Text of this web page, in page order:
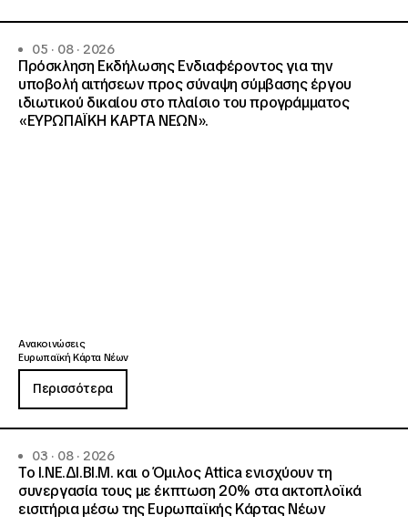
05 · 08 · 2026
Πρόσκληση Εκδήλωσης Ενδιαφέροντος για την
υποβολή αιτήσεων προς σύναψη σύμβασης έργου
ιδιωτικού δικαίου στο πλαίσιο του προγράμματος
«ΕΥΡΩΠΑΪΚΗ ΚΑΡΤΑ ΝΕΩΝ».
Ανακοινώσεις
Ευρωπαϊκή Κάρτα Νέων
Περισσότερα
03 · 08 · 2026
Το Ι.ΝΕ.ΔΙ.ΒΙ.Μ. και o Όμιλος Attica ενισχύουν τη
συνεργασία τους με έκπτωση 20% στα ακτοπλοϊκά
εισιτήρια μέσω της Ευρωπαϊκής Κάρτας Νέων